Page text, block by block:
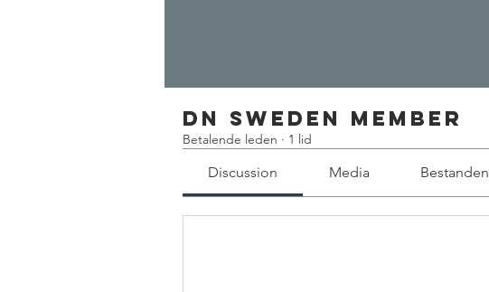
DN Sweden Member
Betalende leden · 1 lid
Discussion Media Bestanden